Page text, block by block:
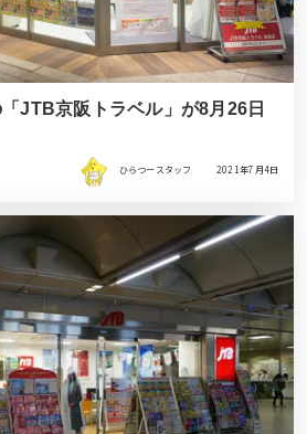
JTB京阪トラベル」が8月26日
ひらつースタッフ 2021年7月4日